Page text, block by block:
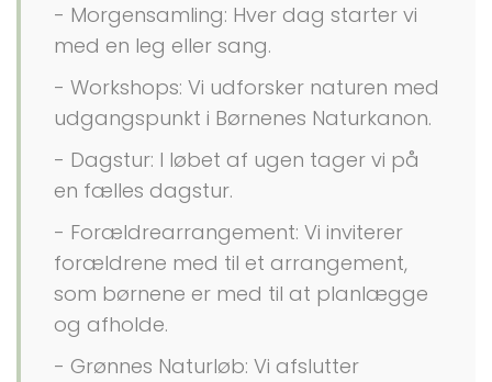
- Morgensamling: Hver dag starter vi
med en leg eller sang.
- Workshops: Vi udforsker naturen med
udgangspunkt i Børnenes Naturkanon.
- Dagstur: I løbet af ugen tager vi på
en fælles dagstur.
- Forældrearrangement: Vi inviterer
forældrene med til et arrangement,
som børnene er med til at planlægge
og afholde.
- Grønnes Naturløb: Vi afslutter